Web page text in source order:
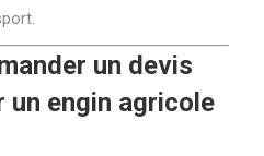
un devis
engin agricole